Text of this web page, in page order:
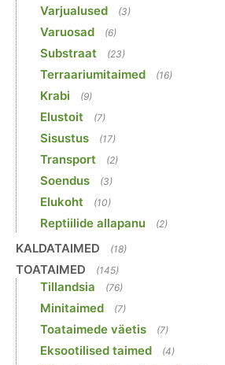
Varjualused (3)
Varuosad (6)
Substraat (23)
Terraariumitaimed (16)
Krabi (9)
Elustoit (7)
Sisustus (17)
Transport (2)
Soendus (3)
Elukoht (10)
Reptiilide allapanu (2)
KALDATAIMED (18)
TOATAIMED (145)
Tillandsia (76)
Minitaimed (7)
Toataimede väetis (7)
Eksootilised taimed (4)